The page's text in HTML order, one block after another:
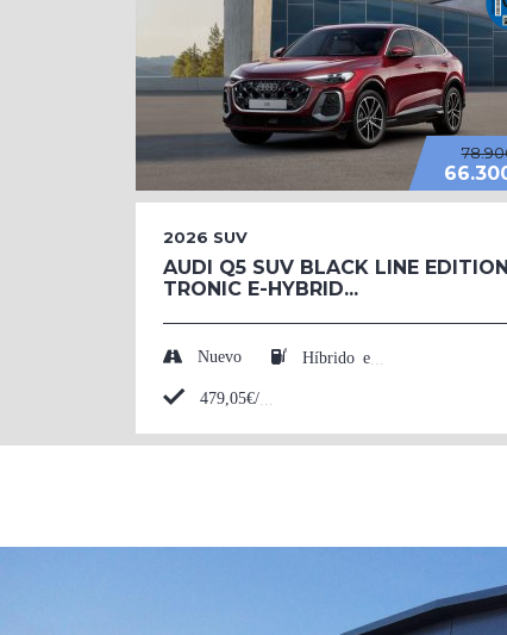
2026 SUV
AUDI Q5 SUV BLACK LINE
TRONIC E-HYBRID...
Nuevo